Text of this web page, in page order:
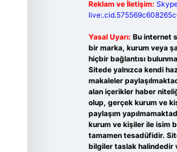
Reklam ve İletişim:
Yasal Uyarı: Bu internet
bir marka, kurum veya
hiçbir bağlantısı
Sitede yalnızca kendi
makaleler
alan içerikler haber
olup, gerçek kurum ve
paylaşım
kurum ve kişiler ile isim
tamamen tesadüfidir.
bilgiler taslak halindedir